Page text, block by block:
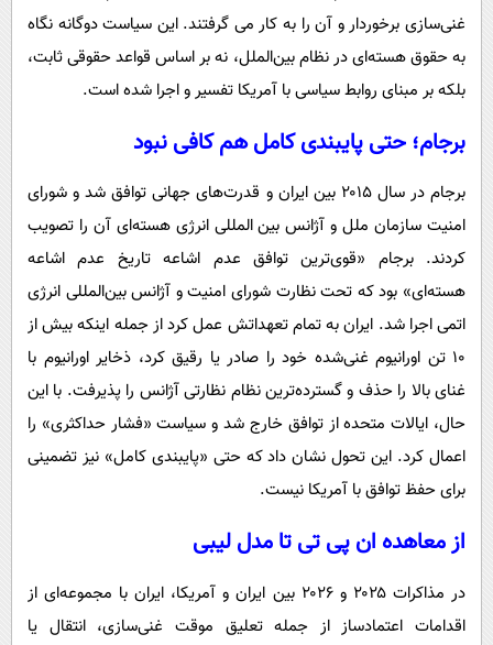
غنی‌سازی برخوردار و آن را به کار می گرفتند. این سیاست دوگانه نگاه
به حقوق هسته‌ای در نظام بین‌الملل، نه بر اساس قواعد حقوقی ثابت،
بلکه بر مبنای روابط سیاسی با آمریکا تفسیر و اجرا شده است.
برجام؛ حتی پایبندی کامل هم کافی نبود
برجام در سال ۲۰۱۵ بین ایران و قدرت‌های جهانی توافق شد و شورای
امنیت سازمان ملل و آژانس بین المللی انرژی هسته‌ای آن را تصویب
کردند. برجام «قوی‌ترین توافق عدم اشاعه تاریخ عدم اشاعه
هسته‌ای» بود که تحت نظارت شورای امنیت و آژانس بین‌المللی انرژی
اتمی اجرا شد. ایران به تمام تعهداتش عمل کرد از جمله اینکه بیش از
۱۰ تن اورانیوم غنی‌شده خود را صادر یا رقیق کرد، ذخایر اورانیوم با
غنای بالا را حذف و گسترده‌ترین نظام نظارتی آژانس را پذیرفت. با این
حال، ایالات متحده از توافق خارج شد و سیاست «فشار حداکثری» را
اعمال کرد. این تحول نشان داد که حتی «پایبندی کامل» نیز تضمینی
برای حفظ توافق با آمریکا نیست.
از معاهده ان پی تی تا مدل لیبی
در مذاکرات ۲۰۲۵ و ۲۰۲۶ بین ایران و آمریکا، ایران با مجموعه‌ای از
اقدامات اعتمادساز از جمله تعلیق موقت غنی‌سازی، انتقال یا